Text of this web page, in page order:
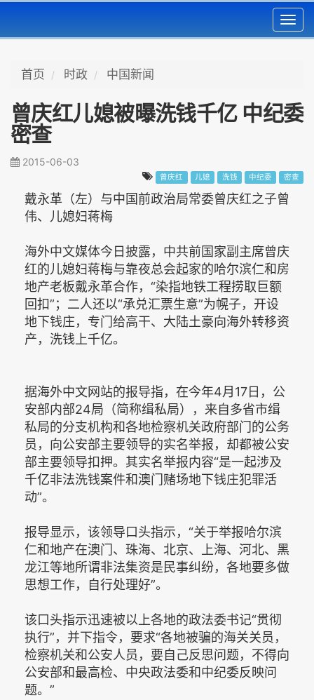
首页 时政 中国新闻
曾庆红儿媳被曝洗钱千亿 中纪委
密查
2015-06-03
曾庆红 儿媳 洗钱 中纪委 密查
戴永革（左）与中国前政治局常委曾庆红之子曾
伟、儿媳妇蒋梅
海外中文媒体今日披露，中共前国家副主席曾庆
红的儿媳妇蒋梅与靠夜总会起家的哈尔滨仁和房
地产老板戴永革合作，“染指地铁工程捞取巨额
回扣”；二人还以“承兑汇票生意”为幌子，开设
地下钱庄，专门给高干、大陆土豪向海外转移资
产，洗钱上千亿。
据海外中文网站的报导指，在今年4月17日，公
安部内部24局（简称缉私局），来自多省市缉
私局的分支机构和各地检察机关政府部门的公务
员，向公安部主要领导的实名举报，却都被公安
部主要领导扣押。其实名举报内容“是一起涉及
千亿非法洗钱案件和澳门赌场地下钱庄犯罪活
动”。
报导显示，该领导口头指示，“关于举报哈尔滨
仁和地产在澳门、珠海、北京、上海、河北、黑
龙江等地所谓非法集资是民事纠纷，各地要多做
思想工作，自行处理好”。
该口头指示迅速被以上各地的政法委书记“贯彻
执行”，并下指令，要求“各地被骗的海关关员，
检察机关和公安人员，要自己反思问题，不得向
公安部和最高检、中央政法委和中纪委反映问
题。”